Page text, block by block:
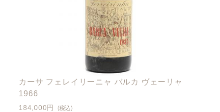
カーサ フェレイリーニャ バルカ ヴェーリャ
1966
184,000円 (税込)